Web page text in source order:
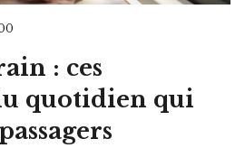
: ces
quotidien qui